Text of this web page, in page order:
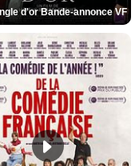
d'or Bande-annonce VF